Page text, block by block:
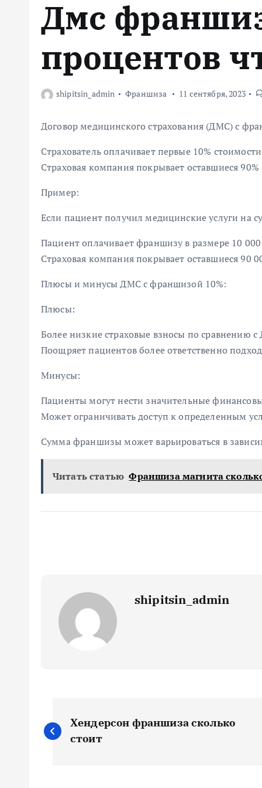
Дмс
процентов
shipitsin_admin Франшиза 11 сентября, 2023
Договор медицинского страхования (ДМС) с
Страхователь оплачивает первые 10%
Страховая компания покрывает оставшиеся
Пример:
Если пациент получил медицинские услуги на
Пациент оплачивает франшизу в размере 10
Страховая компания покрывает оставшиеся 90
Плюсы и минусы ДМС с франшизой 10%:
Плюсы:
Более низкие страховые взносы по сравнению
Поощряет пациентов более ответственно
Минусы:
Пациенты могут нести значительные
Может ограничивать доступ к определенным
Сумма франшизы может варьироваться в
Читать статью Франшиза магнита
shipitsin_admin
Н
а
Хендерсон франшиза сколько
стоит